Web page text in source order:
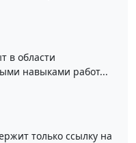
в области
навыками работ...
только ссылку на